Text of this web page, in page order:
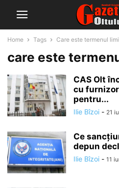
Home Tags Care este termenul
care este
CAS Olt
cu
pentru...
Ilie Bîzoi - 21
Ce
depun
Ilie Bîzoi - 11